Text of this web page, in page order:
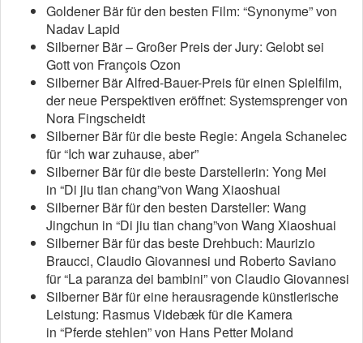
Goldener Bär für den besten Film: “Synonyme” von
Nadav Lapid
Silberner Bär – Großer Preis der Jury: Gelobt sei
Gott von François Ozon
Silberner Bär Alfred-Bauer-Preis für einen Spielfilm,
der neue Perspektiven eröffnet: Systemsprenger von
Nora Fingscheidt
Silberner Bär für die beste Regie: Angela Schanelec
für “Ich war zuhause, aber”
Silberner Bär für die beste Darstellerin: Yong Mei
in “Di jiu tian chang”von Wang Xiaoshuai
Silberner Bär für den besten Darsteller: Wang
Jingchun in “Di jiu tian chang”von Wang Xiaoshuai
Silberner Bär für das beste Drehbuch: Maurizio
Braucci, Claudio Giovannesi und Roberto Saviano
für “La paranza dei bambini” von Claudio Giovannesi
Silberner Bär für eine herausragende künstlerische
Leistung: Rasmus Videbæk für die Kamera
in “Pferde stehlen” von Hans Petter Moland